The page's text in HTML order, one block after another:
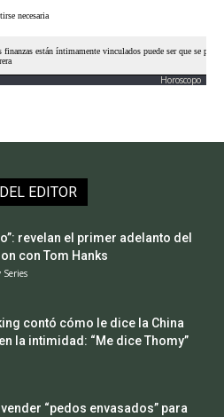
Horoscopo
EDITOR
revelan el primer adelanto del
con Tom Hanks
Series
contó cómo le dice la China
la intimidad: “Me dice Thomy”
“pedos envasados” para